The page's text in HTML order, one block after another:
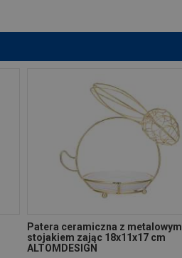
Patera ceramiczna z metalowym
stojakiem zając 18x11x17 cm
ALTOMDESIGN